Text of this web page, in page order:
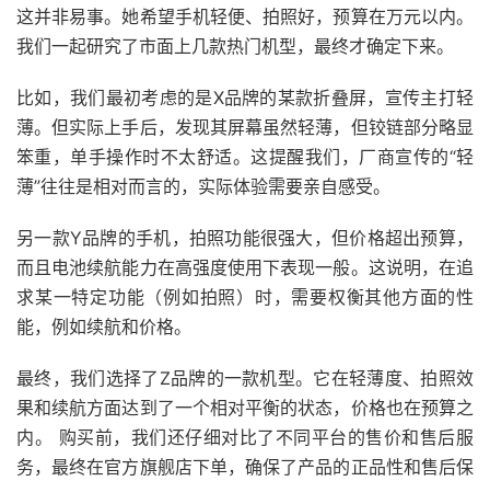
这并非易事。她希望手机轻便、拍照好，预算在万元以内。
我们一起研究了市面上几款热门机型，最终才确定下来。
比如，我们最初考虑的是X品牌的某款折叠屏，宣传主打轻
薄。但实际上手后，发现其屏幕虽然轻薄，但铰链部分略显
笨重，单手操作时不太舒适。这提醒我们，厂商宣传的“轻
薄”往往是相对而言的，实际体验需要亲自感受。
另一款Y品牌的手机，拍照功能很强大，但价格超出预算，
而且电池续航能力在高强度使用下表现一般。这说明，在追
求某一特定功能（例如拍照）时，需要权衡其他方面的性
能，例如续航和价格。
最终，我们选择了Z品牌的一款机型。它在轻薄度、拍照效
果和续航方面达到了一个相对平衡的状态，价格也在预算之
内。 购买前，我们还仔细对比了不同平台的售价和售后服
务，最终在官方旗舰店下单，确保了产品的正品性和售后保